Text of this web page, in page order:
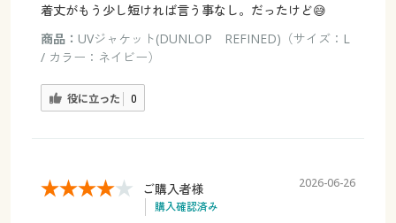
着丈がもう少し短ければ言う事なし。だったけど😅
商品： UVジャケット(DUNLOP REFINED)（サイズ：L
/ カラー：ネイビー）
役に立った 0
ご購入者様
購入確認済み
2026-06-26